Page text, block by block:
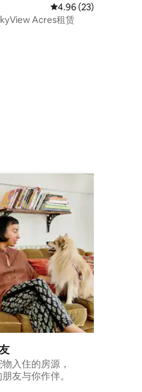
平均评分 4.96 分（满
4.96 (23)
Acres租赁
入住的房源，
友与你作伴。